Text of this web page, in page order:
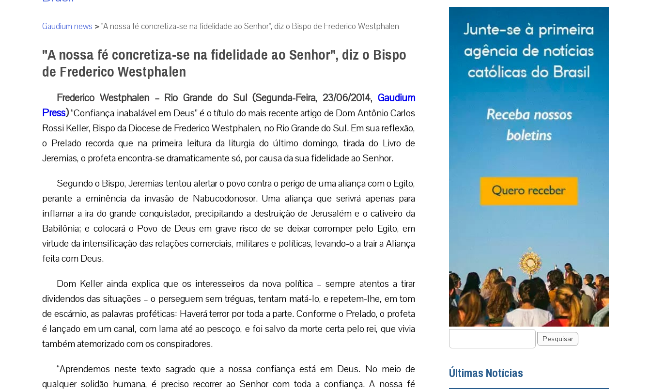
Gaudium news >"A nossa fé concretiza-se na fidelidade ao Senhor", diz o Bispo de Frederico Westphalen
"A nossa fé concretiza-se na fidelidade ao Senhor", diz o Bispo
de Frederico Westphalen
Frederico Westphalen – Rio Grande do Sul (Segunda-Feira, 23/06/2014, Gaudium
Press)“Confiança inabalável em Deus” é o título do mais recente artigo de Dom Antônio Carlos
Rossi Keller, Bispo da Diocese de Frederico Westphalen, no Rio Grande do Sul. Em sua reflexão,
o Prelado recorda que na primeira leitura da liturgia do último domingo, tirada do Livro de
Jeremias, o profeta encontra-se dramaticamente só, por causa da sua fidelidade ao Senhor.
Segundo o Bispo, Jeremias tentou alertar o povo contra o perigo de uma aliança com o Egito,
perante a eminência da invasão de Nabucodonosor. Uma aliança que serivrá apenas para
inflamar a ira do grande conquistador, precipitando a destruição de Jerusalém e o cativeiro da
Babilônia; e colocará o Povo de Deus em grave risco de se deixar corromper pelo Egito, em
virtude da intensificação das relações comerciais, militares e políticas, levando-o a trair a Aliança
feita com Deus.
Dom Keller ainda explica que os interesseiros da nova política – sempre atentos a tirar
dividendos das situações – o perseguem sem tréguas, tentam matá-lo, e repetem-lhe, em tom
de escárnio, as palavras proféticas: Haverá terror por toda a parte. Conforme o Prelado, o profeta
é lançado em um canal, com lama até ao pescoço, e foi salvo da morte certa pelo rei, que vivia
também atemorizado com os conspiradores.
“Aprendemos neste texto sagrado que a nossa confiança está em Deus. No meio de
qualquer solidão humana, é preciso recorrer ao Senhor com toda a confiança. A nossa fé
Pesquisar
Últimas Notícias